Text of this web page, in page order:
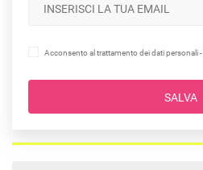
Acconsento al trattamento dei dati personali -
SALVA